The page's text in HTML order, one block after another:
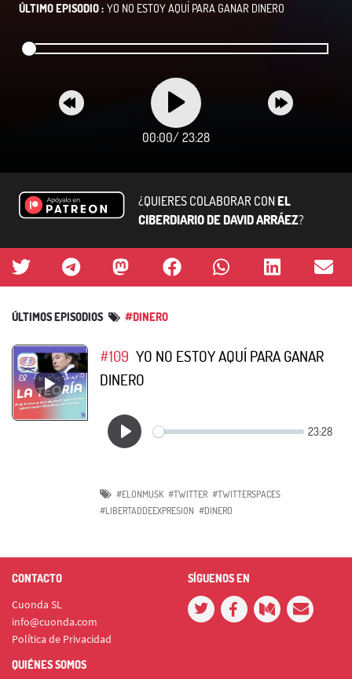
ÚLTIMO EPISODIO : YO NO ESTOY AQUÍ PARA GANAR DINERO
00:00/ 23:28
¿QUIERES COLABORAR CONEL
CIBERDIARIO DE DAVID ARRÁEZ?
ÚLTIMOS EPISODIOS #DINERO
#109 YO NO ESTOY AQUÍ PARA GANAR
DINERO
#ELONMUSK #TWITTER #TWITTERSPACES
#LIBERTADDEEXPRESION #DINERO
CONTACTO
Cuonda SL
info@cuonda.com
Política de Privacidad
SÍGUENOS EN
QUIÉNES SOMOS